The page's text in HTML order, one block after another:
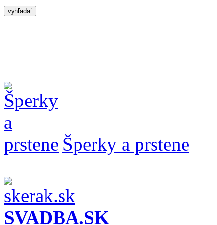
Šperky a prstene
SVADBA.SK